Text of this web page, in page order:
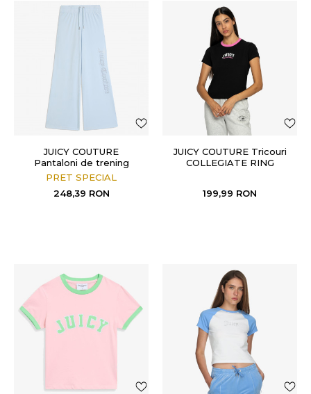
JUICY COUTURE
Pantaloni de trening
CHEVIOT
PRET SPECIAL
248,39 RON
JUICY COUTURE Tricouri
COLLEGIATE RING
199,99 RON